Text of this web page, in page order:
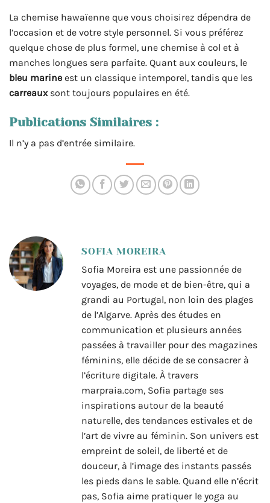
La chemise hawaïenne que vous choisirez dépendra de
l’occasion et de votre style personnel. Si vous préférez
quelque chose de plus formel, une chemise à col et à
manches longues sera parfaite. Quant aux couleurs, le
bleu marine est un classique intemporel, tandis que les
carreauxsont toujours populaires en été.
Publications Similaires :
Il n’y a pas d’entrée similaire.
SOFIA MOREIRA
Sofia Moreira est une passionnée de
voyages, de mode et de bien-être, qui a
grandi au Portugal, non loin des plages
de l’Algarve. Après des études en
communication et plusieurs années
passées à travailler pour des magazines
féminins, elle décide de se consacrer à
l’écriture digitale. À travers
marpraia.com, Sofia partage ses
inspirations autour de la beauté
naturelle, des tendances estivales et de
l’art de vivre au féminin. Son univers est
empreint de soleil, de liberté et de
douceur, à l’image des instants passés
les pieds dans le sable. Quand elle n’écrit
pas, Sofia aime pratiquer le yoga au